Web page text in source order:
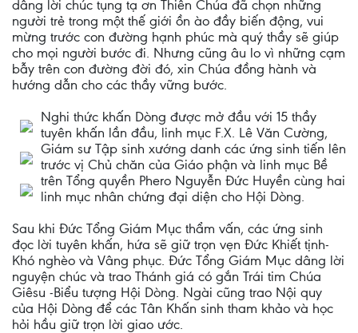
dâng lời chúc tụng tạ ơn Thiên Chúa đã chọn những
người trẻ trong một thế giới ồn ào đầy biến động, vui
mừng trước con đường hạnh phúc mà quý thầy sẽ giúp
cho mọi người bước đi. Nhưng cũng âu lo vì những cạm
bẫy trên con đường đời đó, xin Chúa đồng hành và
hướng dẫn cho các thầy vững bước.
Nghi thức khấn Dòng được mở đầu với 15 thầy
tuyên khấn lần đầu, linh mục F.X. Lê Văn Cường,
Giám sư Tập sinh xướng danh các ứng sinh tiến lên
trước vị Chủ chăn của Giáo phận và linh mục Bề
trên Tổng quyền Phero Nguyễn Đức Huyền cùng hai
linh mục nhân chứng đại diện cho Hội Dòng.
Sau khi Đức Tổng Giám Mục thẩm vấn, các ứng sinh
đọc lời tuyên khấn, hứa sẽ giữ trọn vẹn Đức Khiết tịnh-
Khó nghèo và Vâng phục. Đức Tổng Giám Mục dâng lời
nguyện chúc và trao Thánh giá có gắn Trái tim Chúa
Giêsu -Biểu tượng Hội Dòng. Ngài cũng trao Nội quy
của Hội Dòng để các Tân Khấn sinh tham khảo và học
hỏi hầu giữ trọn lời giao ước.